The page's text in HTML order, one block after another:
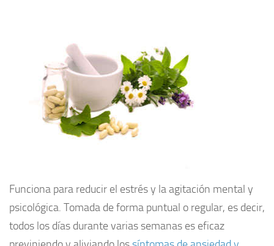
Funciona para reducir el estrés y la agitación mental y
psicológica. Tomada de forma puntual o regular, es decir,
todos los días durante varias semanas es eficaz